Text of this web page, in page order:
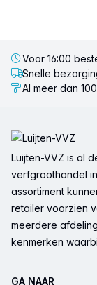
Voor 16:00
Snelle
Al meer dan
Luijten-VVZ is al
verfgroothandel
assortiment
retailer voorzien
meerdere
kenmerken
GA NAAR